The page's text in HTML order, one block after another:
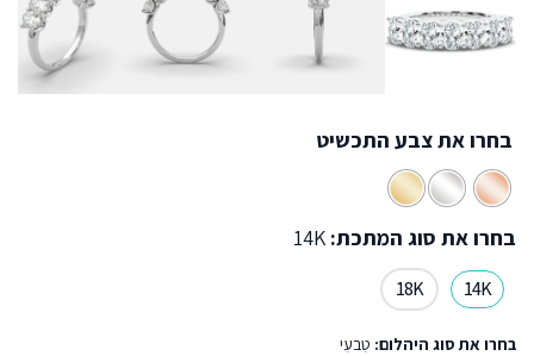
בחרו את צבע התכשיט
בחרו את סוג המתכת:14K
18K 14K
בחרו את סוג היהלום: טִבעִי